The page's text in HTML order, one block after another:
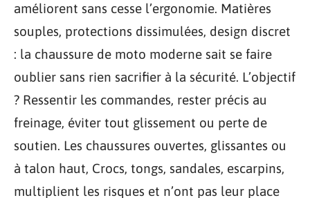
améliorent sans cesse l’ergonomie. Matières
souples, protections dissimulées, design discret
: la chaussure de moto moderne sait se faire
oublier sans rien sacrifier à la sécurité. L’objectif
? Ressentir les commandes, rester précis au
freinage, éviter tout glissement ou perte de
soutien. Les chaussures ouvertes, glissantes ou
à talon haut, Crocs, tongs, sandales, escarpins,
multiplient les risques et n’ont pas leur place